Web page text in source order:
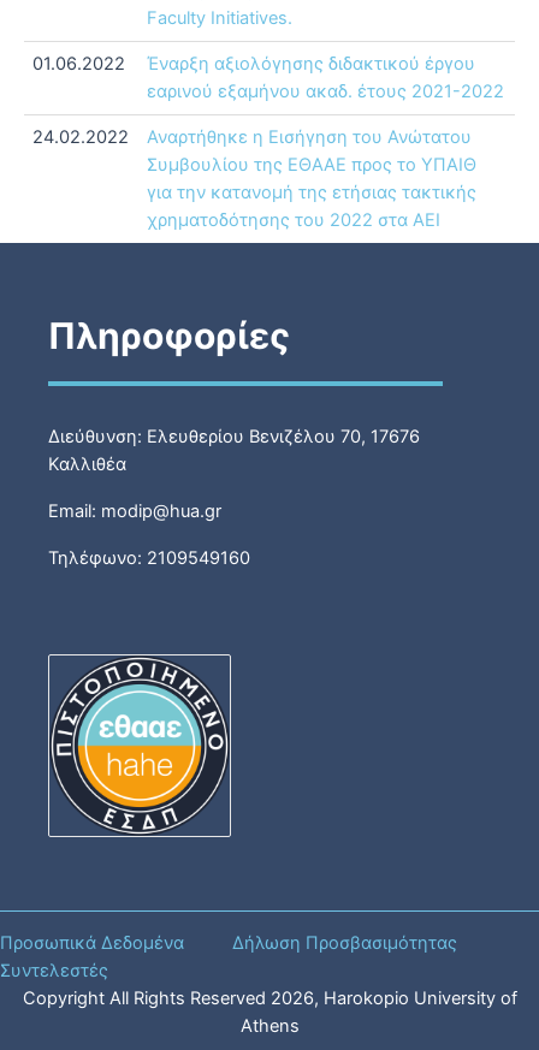
Faculty Initiatives.
01.06.2022
Έναρξη αξιολόγησης διδακτικού έργου
εαρινού εξαμήνου ακαδ. έτους 2021-2022
24.02.2022
Αναρτήθηκε η Εισήγηση του Ανώτατου
Συμβουλίου της ΕΘΑΑΕ προς το ΥΠΑΙΘ
για την κατανομή της ετήσιας τακτικής
χρηματοδότησης του 2022 στα ΑΕΙ
Πληροφορίες
Διεύθυνση: Ελευθερίου Βενιζέλου 70, 17676
Καλλιθέα
Email: modip@hua.gr
Τηλέφωνο: 2109549160
Προσωπικά Δεδομένα
Δήλωση Προσβασιμότητας
Συντελεστές
Copyright All Rights Reserved 2026, Harokopio University of
Athens